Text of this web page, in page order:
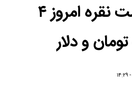
جدیدترین قیمت نقره امروز ۴